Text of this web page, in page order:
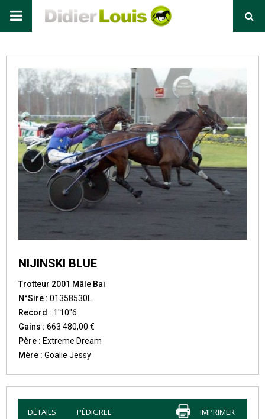
Primary
NIJINSKI BLUE
Trotteur 2001 Mâle Bai
N°Sire : 01358530L
Record : 1'10"6
Gains : 663 480,00 €
Père : Extreme Dream
Mère : Goalie Jessy
IMPRIMER
DÉTAILS PÉDIGREE